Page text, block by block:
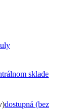
sklade
dostupná (bez